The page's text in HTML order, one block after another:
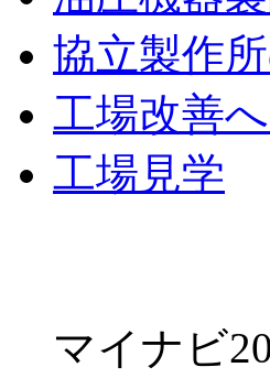
協立製作
工場改善
工場見学
マイナビ